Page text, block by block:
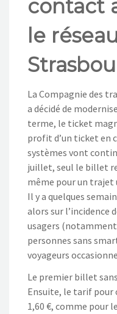
NOS ACTIONS
CONTACT
contact
le
La Compagnie des
a décidé de
terme, le ticket
profit d’un ticket en
systèmes vont
juillet, seul le billet
même pour un trajet
Il y a quelques
alors sur l’incidence
usagers (notamment
personnes sans
voyageurs
Le premier billet
Ensuite, le tarif pour
1,60 €, comme pour